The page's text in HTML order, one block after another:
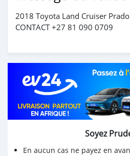
2018 Toyota Land Cruiser
CONTACT +27 81 090 0709
Soyez
En aucun cas ne payez en